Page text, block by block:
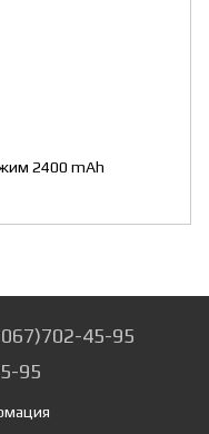
2400 mAh
45-95
95